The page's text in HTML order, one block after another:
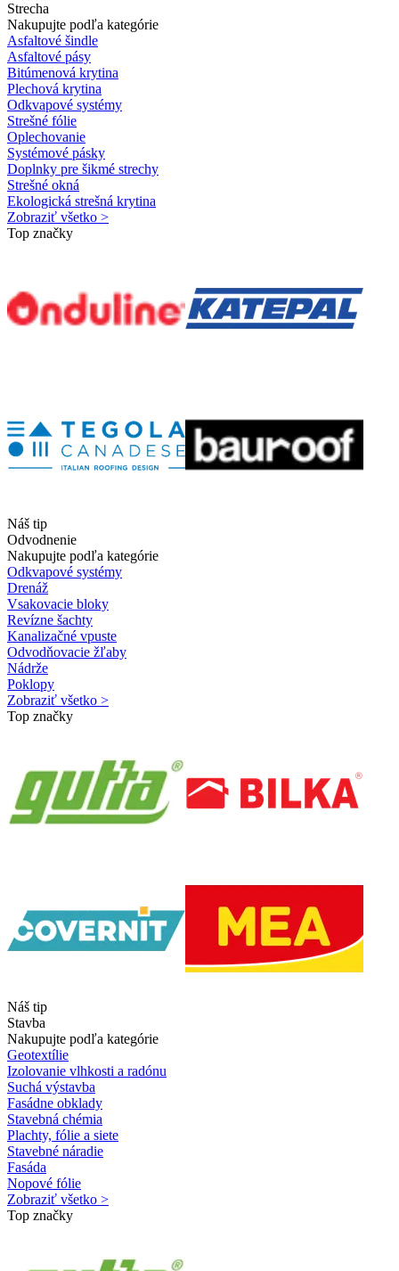
Strecha
Nakupujte podľa kategórie
Asfaltové šindle
Asfaltové pásy
Bitúmenová krytina
Plechová krytina
Odkvapové systémy
Strešné fólie
Oplechovanie
Systémové pásky
Doplnky pre šikmé strechy
Strešné okná
Ekologická strešná krytina
Zobraziť všetko >
Top značky
Náš tip
Odvodnenie
Nakupujte podľa kategórie
Odkvapové systémy
Drenáž
Vsakovacie bloky
Revízne šachty
Kanalizačné vpuste
Odvodňovacie žľaby
Nádrže
Poklopy
Zobraziť všetko >
Top značky
Náš tip
Stavba
Nakupujte podľa kategórie
Geotextílie
Izolovanie vlhkosti a radónu
Suchá výstavba
Fasádne obklady
Stavebná chémia
Plachty, fólie a siete
Stavebné náradie
Fasáda
Nopové fólie
Zobraziť všetko >
Top značky